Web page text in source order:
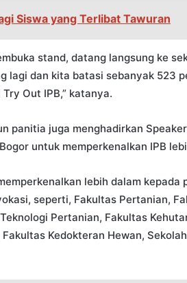
Siswa yang Terlibat Tawuran
stand, datang langsung ke
lagi dan kita batasi sebanyak 523
Out IPB,” katanya.
panitia juga menghadirkan
untuk memperkenalkan IPB
lebih dalam kepada
seperti, Fakultas Pertanian,
Pertanian, Fakultas
Kedokteran Hewan,